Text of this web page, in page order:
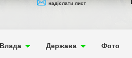
надіслати лист
Влада Держава Фото